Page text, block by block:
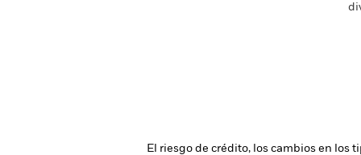
El riesgo de crédito, los cambios en